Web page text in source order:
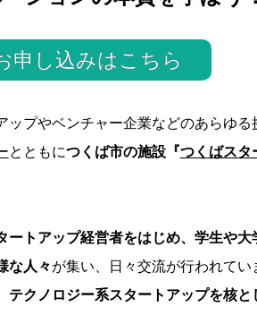
申し込みはこちら
ップやベンチャー企業などのあらゆる
とともにつくば市の施設『つくばスタ
ートアップ経営者をはじめ、学生や大
な人々が集い、日々交流が行われてい
テクノロジー系スタートアップを核と